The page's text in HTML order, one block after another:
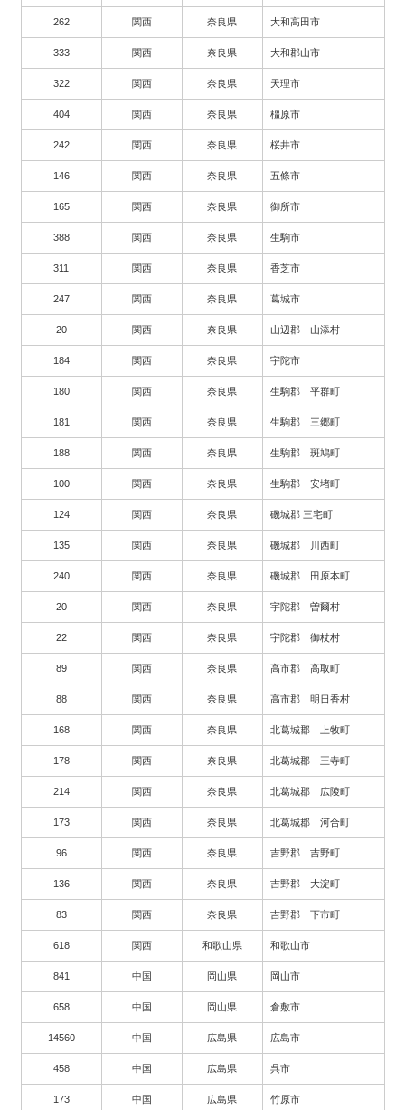
262 関西 奈良県 大和高田市
333 関西 奈良県 大和郡山市
322 関西 奈良県 天理市
404 関西 奈良県 橿原市
242 関西 奈良県 桜井市
146 関西 奈良県 五條市
165 関西 奈良県 御所市
388 関西 奈良県 生駒市
311 関西 奈良県 香芝市
247 関西 奈良県 葛城市
20 関西 奈良県 山辺郡 山添村
184 関西 奈良県 宇陀市
180 関西 奈良県 生駒郡 平群町
181 関西 奈良県 生駒郡 三郷町
188 関西 奈良県 生駒郡 斑鳩町
100 関西 奈良県 生駒郡 安堵町
124 関西 奈良県 磯城郡 三宅町
135 関西 奈良県 磯城郡 川西町
240 関西 奈良県 磯城郡 田原本町
20 関西 奈良県 宇陀郡 曽爾村
22 関西 奈良県 宇陀郡 御杖村
89 関西 奈良県 高市郡 高取町
88 関西 奈良県 高市郡 明日香村
168 関西 奈良県 北葛城郡 上牧町
178 関西 奈良県 北葛城郡 王寺町
214 関西 奈良県 北葛城郡 広陵町
173 関西 奈良県 北葛城郡 河合町
96 関西 奈良県 吉野郡 吉野町
136 関西 奈良県 吉野郡 大淀町
83 関西 奈良県 吉野郡 下市町
618 関西 和歌山県 和歌山市
841 中国 岡山県 岡山市
658 中国 岡山県 倉敷市
14560 中国 広島県 広島市
458 中国 広島県 呉市
173 中国 広島県 竹原市